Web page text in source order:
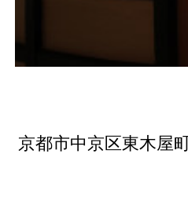
京都市中京区東木屋